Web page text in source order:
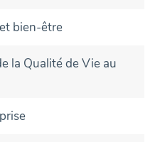
bien-être
la Qualité de Vie au